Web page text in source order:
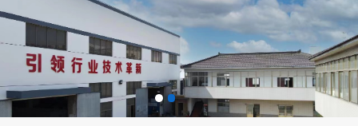
单锥真空干燥机 双锥真空干燥机
气流干燥机 滚筒刮板干燥机
干燥机 闪蒸干燥机